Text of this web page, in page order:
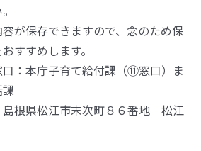
が保存できますので、念のため保
すすめします。
口：本庁子育て給付課（⑪窓口）ま
島根県松江市末次町８６番地 松江